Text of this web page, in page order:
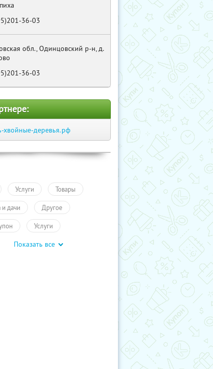
36-03
обл., Одинцовский р-н, д.
36-03
хвойные-деревья.рф
Услуги Товары
дачи Другое
Услуги
Показать все